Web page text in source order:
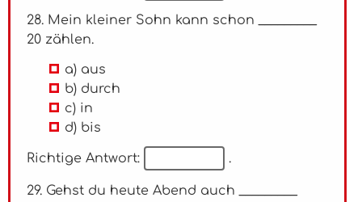
28. Mein kleiner Sohn kann schon _________
20 zählen.
a) aus
b) durch
c) in
d) bis
Richtige Antwort: .
29. Gehst du heute Abend auch _________